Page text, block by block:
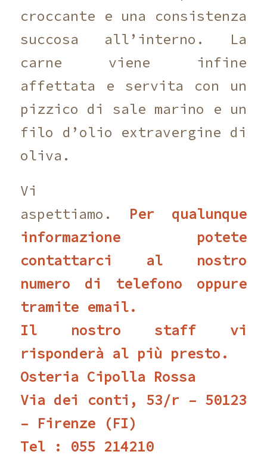
croccante e una consistenza
succosa all’interno. La
carne viene infine
affettata e servita con un
pizzico di sale marino e un
filo d’olio extravergine di
oliva.
Vi
aspettiamo. Per qualunque
informazione potete
contattarci al nostro
numero di telefono oppure
tramite email.
Il nostro staff vi
risponderà al più presto.
Osteria Cipolla Rossa
Via dei conti, 53/r – 50123
– Firenze (FI)
Tel : 055 214210 ‎